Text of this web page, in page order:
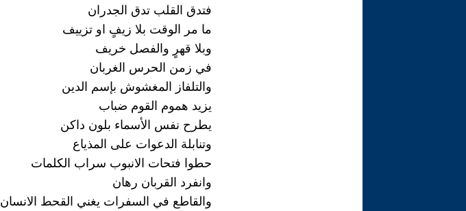
فتدق القلب تدق الجدران
ما مر الوقت بلا زيفٍ او تزييف
وبلا قهرٍ والفصل خريف
في زمن الحرس الغربان
والتلفاز المغشوش بإسم الدين
يزيد هموم القوم ضباب
يطرح نفس الأسماء بلون داكن
وتنابلة الدعوات على المذياع
حطوا فتحات الانبوب سراب الكلمات
وانفرد القربان رهان
والقاطع في السفرات يغني القحط الانسان